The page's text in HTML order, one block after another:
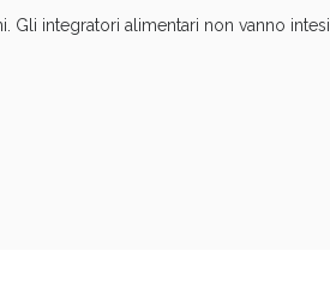
Gli integratori alimentari non vanno intesi
oggi!